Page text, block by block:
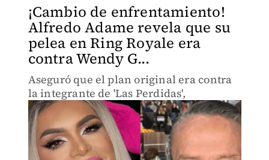
¡Cambio de enfrentamiento!
Alfredo Adame revela que su
pelea en Ring Royale era
contra Wendy G...
Aseguró que el plan original era contra
la integrante de 'Las Perdidas',